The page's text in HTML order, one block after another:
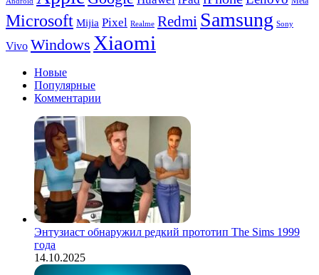
Microsoft Mijia Pixel Realme Redmi Samsung Sony
Vivo Windows Xiaomi
Новые
Популярные
Комментарии
Энтузиаст обнаружил редкий прототип The Sims 1999
года
14.10.2025